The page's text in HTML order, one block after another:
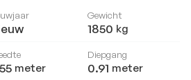
Gewicht
1850 kg
meter
Diepgang
0.91 meter